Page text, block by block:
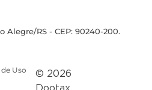
Alegre/RS - CEP: 90240-200.
Uso
© 2026